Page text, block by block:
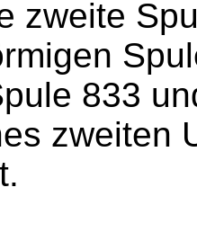
zweite
833
zweiten